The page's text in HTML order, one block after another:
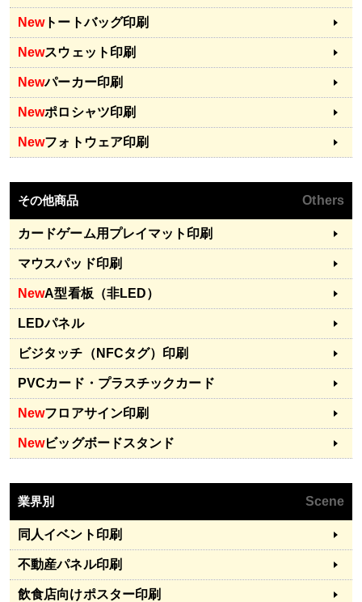
Newトートバッグ印刷
Newスウェット印刷
Newパーカー印刷
Newポロシャツ印刷
Newフォトウェア印刷
その他商品 Others
カードゲーム用プレイマット印刷
マウスパッド印刷
NewA型看板（非LED）
LEDパネル
ビジタッチ（NFCタグ）印刷
PVCカード・プラスチックカード
Newフロアサイン印刷
Newビッグボードスタンド
業界別 Scene
同人イベント印刷
不動産パネル印刷
飲食店向けポスター印刷